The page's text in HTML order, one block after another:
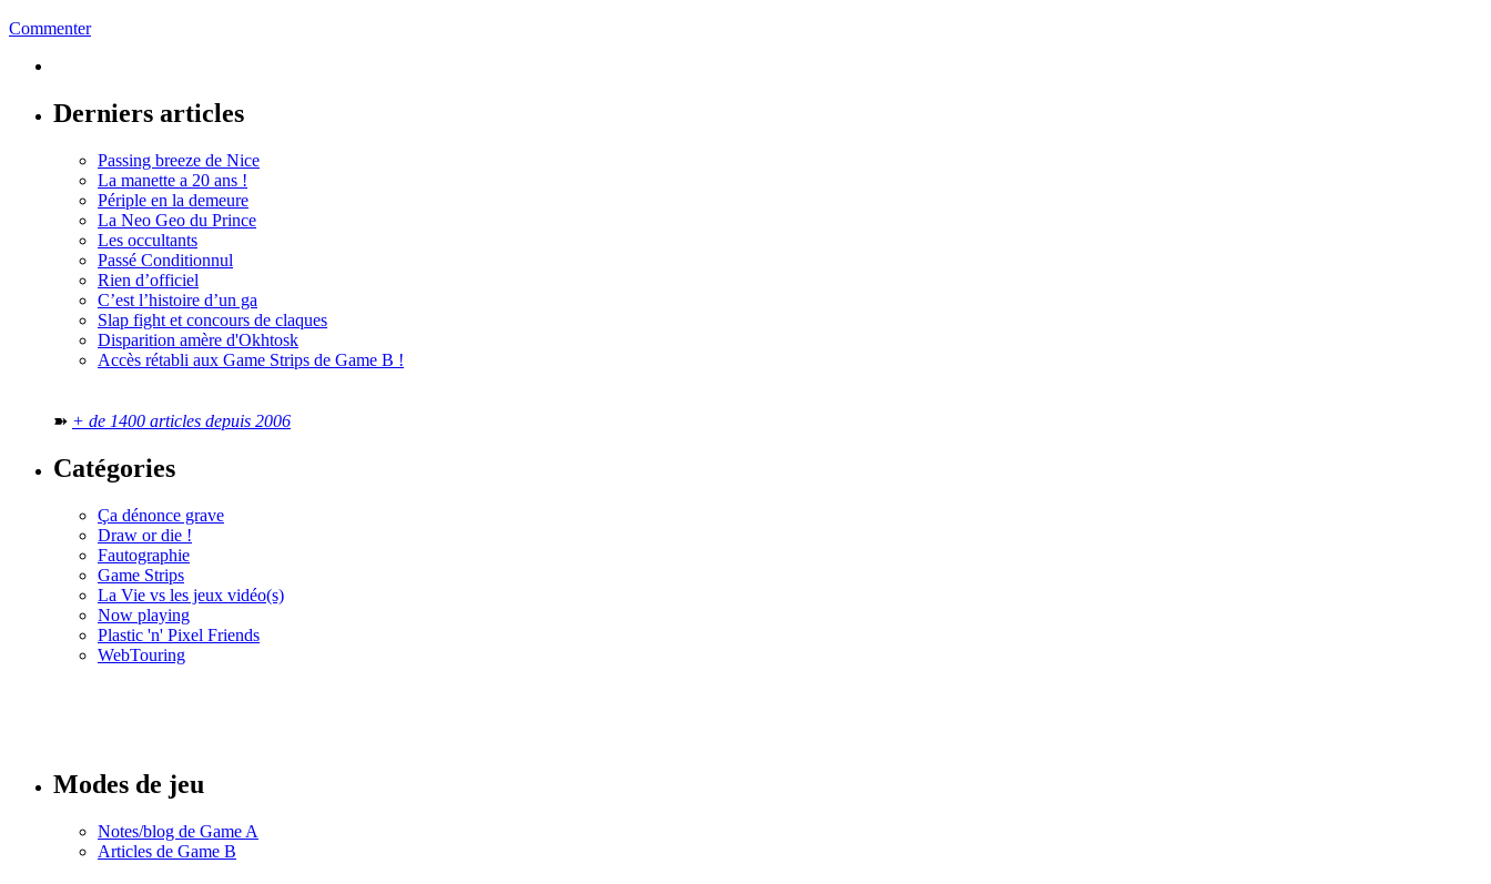
Commenter
Derniers articles
Passing breeze de Nice
La manette a 20 ans !
Périple en la demeure
La Neo Geo du Prince
Les occultants
Passé Conditionnul
Rien d’officiel
C’est l’histoire d’un ga
Slap fight et concours de claques
Disparition amère d'Okhtosk
Accès rétabli aux Game Strips de Game B !
➽ + de 1400 articles depuis 2006
Catégories
Ça dénonce grave
Draw or die !
Fautographie
Game Strips
La Vie vs les jeux vidéo(s)
Now playing
Plastic 'n' Pixel Friends
WebTouring
Modes de jeu
Notes/blog de Game A
Articles de Game B